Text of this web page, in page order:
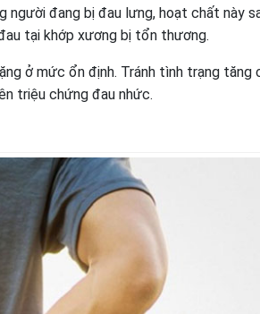
người đang bị đau lưng, hoạt chất này
tại khớp xương bị tổn thương.
ở mức ổn định. Tránh tình trạng tăng
triệu chứng đau nhức.